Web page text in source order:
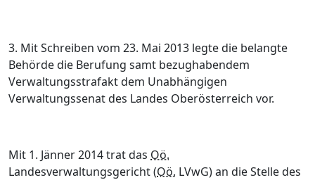
3. Mit Schreiben vom 23. Mai 2013 legte die belangte
Behörde die Berufung samt bezughabendem
Verwaltungsstrafakt dem Unabhängigen
Verwaltungssenat des Landes Oberösterreich vor.
Mit 1. Jänner 2014 trat das Oö.
Landesverwaltungsgericht (Oö. LVwG) an die Stelle des